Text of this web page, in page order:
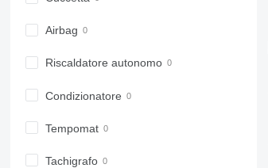
Airbag
Riscaldatore autonomo
Condizionatore
Tempomat
Tachigrafo